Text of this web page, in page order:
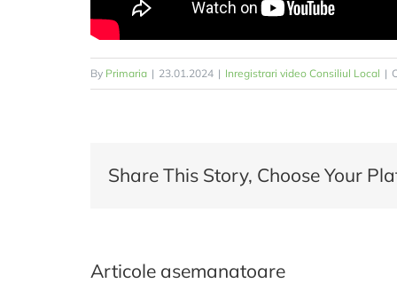
By Primaria | 23.01.2024 | Inregistrari video Consiliul Local |
Share This Story, Choose Your
Articole asemanatoare